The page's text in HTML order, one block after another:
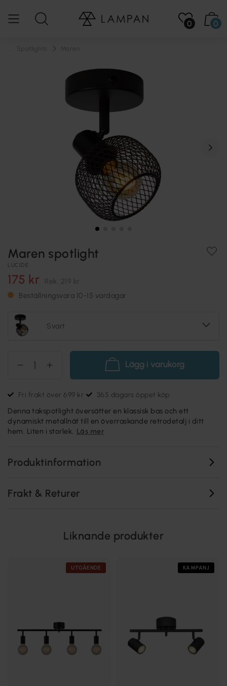
0 0
Maren spotlight
LUCIDE
175 kr Rek. 219 kr
Beställningsvara 10-15 vardagar
Svart
Lägg i varukorg
Fri frakt över 699 kr 365 dagars öppet köp
Denna takspotlight översätter en klassisk bas och ett
dynamiskt metallnät till en överraskande retrodetalj i ditt
hem. Liten i storlek, Läs mer
Produktinformation
Frakt & Returer
Liknande produkter
UTGÅENDE KAMPANJ